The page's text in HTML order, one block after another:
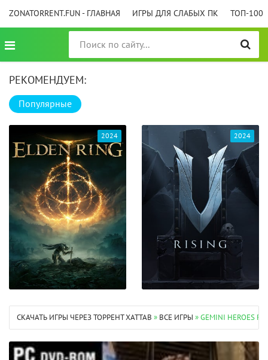
ZONATORRENT.FUN - ГЛАВНАЯ ИГРЫ ДЛЯ СЛАБЫХ ПК ТОП-100
РЕКОМЕНДУЕМ:
Популярные
2024 2024
СКАЧАТЬ ИГРЫ ЧЕРЕЗ ТОРРЕНТ XATTAB » ВСЕ ИГРЫ » GEMINI HEROES